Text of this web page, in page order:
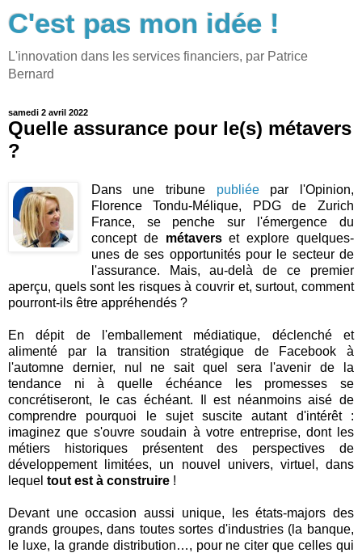
C'est pas mon idée !
L'innovation dans les services financiers, par Patrice
Bernard
samedi 2 avril 2022
Quelle assurance pour le(s) métavers
?
Dans une tribune publiéepar l'Opinion,
Florence Tondu-Mélique, PDG de Zurich
France, se penche sur l'émergence du
concept de métaverset explore quelques-
unes de ses opportunités pour le secteur de
l'assurance. Mais, au-delà de ce premier
aperçu, quels sont les risques à couvrir et, surtout, comment
pourront-ils être appréhendés ?
En dépit de l'emballement médiatique, déclenché et
alimenté par la transition stratégique de Facebook à
l'automne dernier, nul ne sait quel sera l'avenir de la
tendance ni à quelle échéance les promesses se
concrétiseront, le cas échéant. Il est néanmoins aisé de
comprendre pourquoi le sujet suscite autant d'intérêt :
imaginez que s'ouvre soudain à votre entreprise, dont les
métiers historiques présentent des perspectives de
développement limitées, un nouvel univers, virtuel, dans
lequel tout est à construire !
Devant une occasion aussi unique, les états-majors des
grands groupes, dans toutes sortes d'industries (la banque,
le luxe, la grande distribution…, pour ne citer que celles qui